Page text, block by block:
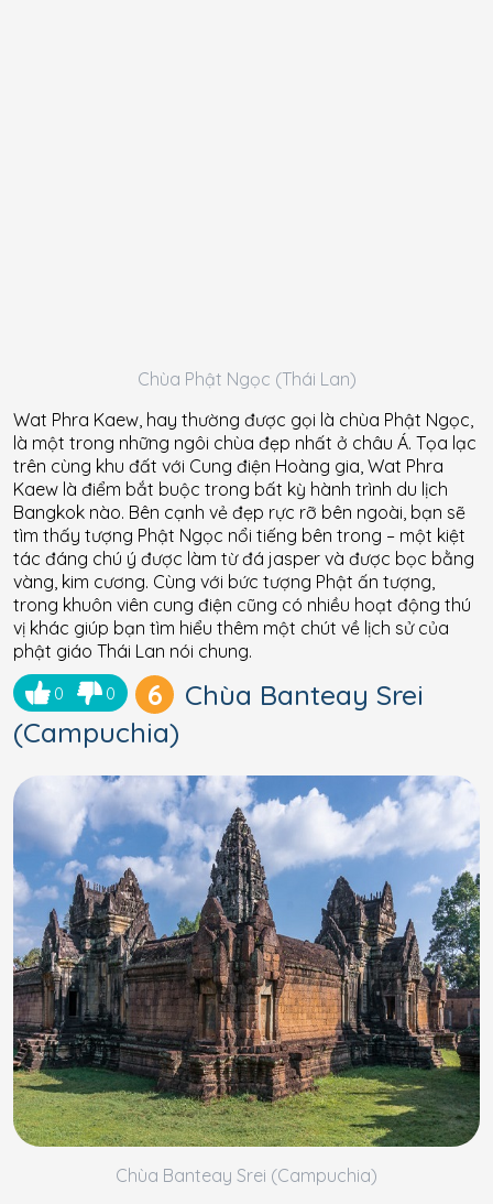
Chùa Phật Ngọc (Thái Lan)
Wat Phra Kaew, hay thường được gọi là chùa Phật Ngọc,
là một trong những ngôi chùa đẹp nhất ở châu Á. Tọa lạc
trên cùng khu đất với Cung điện Hoàng gia, Wat Phra
Kaew là điểm bắt buộc trong bất kỳ hành trình du lịch
Bangkok nào. Bên cạnh vẻ đẹp rực rỡ bên ngoài, bạn sẽ
tìm thấy tượng Phật Ngọc nổi tiếng bên trong – một kiệt
tác đáng chú ý được làm từ đá jasper và được bọc bằng
vàng, kim cương. Cùng với bức tượng Phật ấn tượng,
trong khuôn viên cung điện cũng có nhiều hoạt động thú
vị khác giúp bạn tìm hiểu thêm một chút về lịch sử của
phật giáo Thái Lan nói chung.
0 0 6
Chùa Banteay Srei
(Campuchia)
Chùa Banteay Srei (Campuchia)